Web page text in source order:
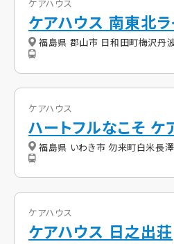
ケアハウス
ケアハウス 南東北
福島県 郡山市 日和田町梅沢丹
ケアハウス
ハートフルなこそ ケ
福島県 いわき市 勿来町白米長
ケアハウス
ケアハウス 日之出荘